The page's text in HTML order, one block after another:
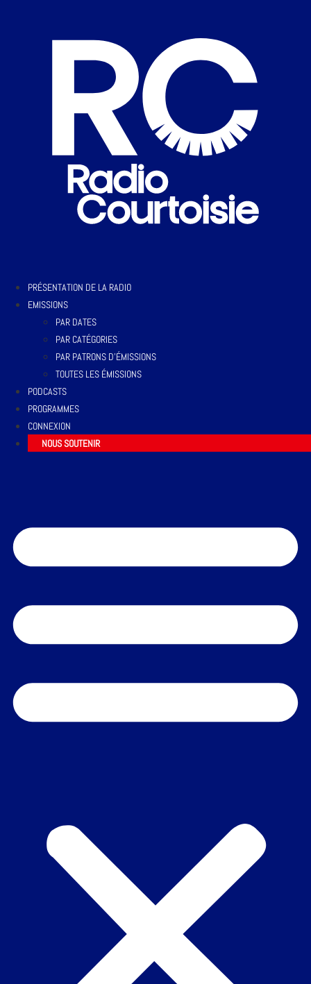
PRÉSENTATION DE LA RADIO
EMISSIONS
PAR DATES
PAR CATÉGORIES
PAR PATRONS D’ÉMISSIONS
TOUTES LES ÉMISSIONS
PODCASTS
PROGRAMMES
CONNEXION
NOUS SOUTENIR